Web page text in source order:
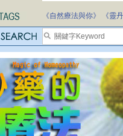
《自然療法與你》 《靈